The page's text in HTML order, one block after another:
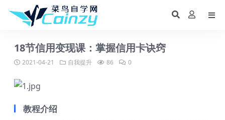
18节信用变现课：掌握信用卡诀窍
2021-04-21 自我提升 86 0
教程介绍